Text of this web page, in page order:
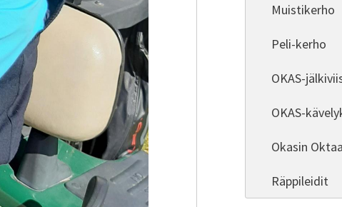
Muistikerho
Peli-kerho
OKAS-
OKAS-
Okasin
Räppileidit